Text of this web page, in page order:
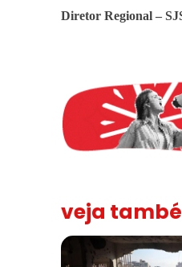
Diretor Regional –
veja
“Funeral para toda